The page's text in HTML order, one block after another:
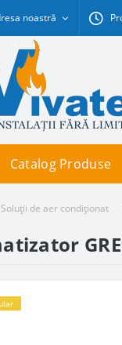
noastră
Catalog Produse
Soluții de aer condiționat